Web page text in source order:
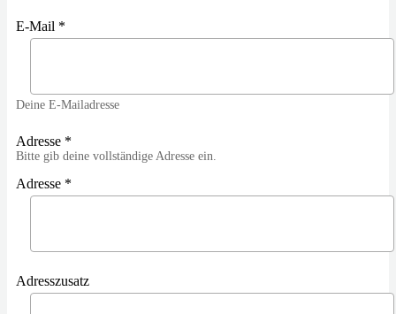
E-Mail *
Deine E-Mailadresse
Adresse *
Bitte gib deine vollständige Adresse ein.
Adresse *
Adresszusatz